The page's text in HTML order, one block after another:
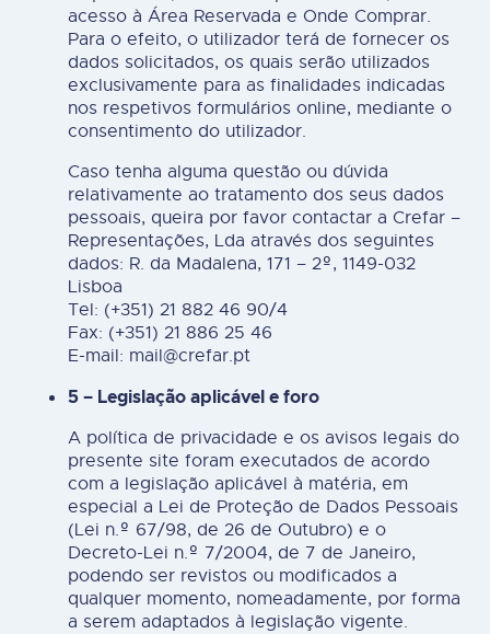
acesso à Área Reservada e Onde Comprar.
Para o efeito, o utilizador terá de fornecer os
dados solicitados, os quais serão utilizados
exclusivamente para as finalidades indicadas
nos respetivos formulários online, mediante o
consentimento do utilizador.
Caso tenha alguma questão ou dúvida
relativamente ao tratamento dos seus dados
pessoais, queira por favor contactar a Crefar –
Representações, Lda através dos seguintes
dados: R. da Madalena, 171 – 2º, 1149-032
Lisboa
Tel: (+351) 21 882 46 90/4
Fax: (+351) 21 886 25 46
E-mail: mail@crefar.pt
5 – Legislação aplicável e foro
A política de privacidade e os avisos legais do
presente site foram executados de acordo
com a legislação aplicável à matéria, em
especial a Lei de Proteção de Dados Pessoais
(Lei n.º 67/98, de 26 de Outubro) e o
Decreto-Lei n.º 7/2004, de 7 de Janeiro,
podendo ser revistos ou modificados a
qualquer momento, nomeadamente, por forma
a serem adaptados à legislação vigente.